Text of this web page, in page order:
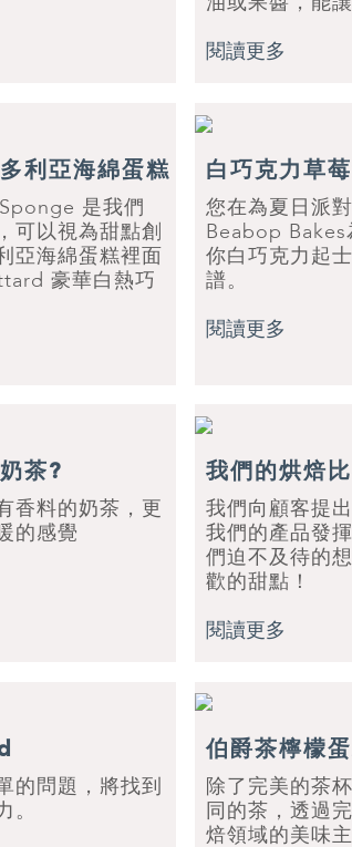
閱讀更多
利亞海綿蛋糕
是我們
可以視為甜點創
亞海綿蛋糕裡面
豪華白熱巧
白巧克力草
您在為夏日派
Beabop Bakes
你白巧克力起
譜。
閱讀更多
茶?
香料的奶茶，更
的感覺
我們的烘焙
我們向顧客提
我們的產品發
們迫不及待的
歡的甜點！
閱讀更多
的問題，將找到
。
伯爵茶檸檬
除了完美的茶
同的茶，透過
焙領域的美味